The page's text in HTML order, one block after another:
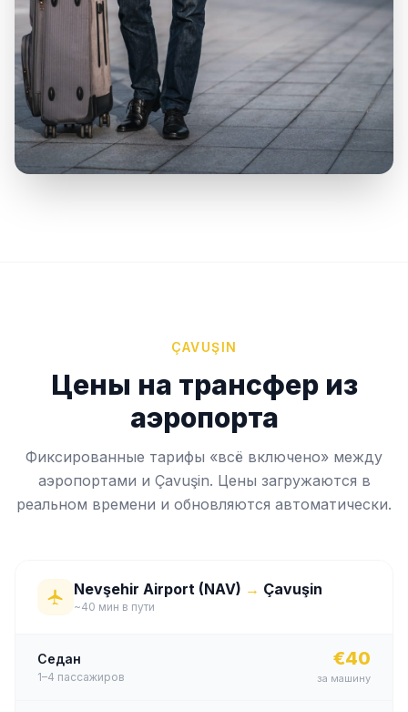
ÇAVUŞIN
Цены на трансфер из
аэропорта
Фиксированные тарифы «всё включено» между
аэропортами и Çavuşin. Цены загружаются в
реальном времени и обновляются автоматически.
Nevşehir Airport (NAV) → Çavuşin
~40 мин в пути
Седан
1–4 пассажиров
€40
за машину